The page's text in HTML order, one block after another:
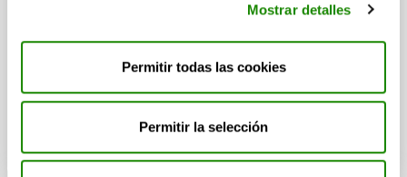
Mostrar detalles
Permitir todas las cookies
Permitir la selección
Puedes usar la versión gratuita de
forma autónoma o confiar en nuestro
equipo experto para analizar y
optimizar todo tu portfolio con una
visión estratégica.